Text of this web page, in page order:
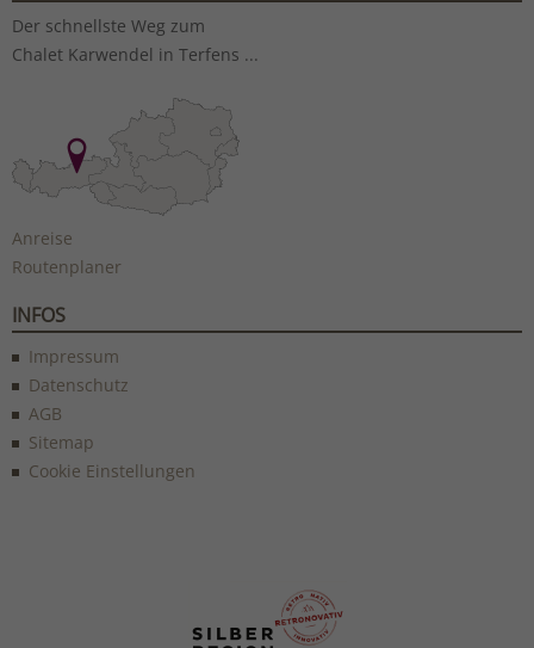
Der schnellste Weg zum
Chalet Karwendel in Terfens ...
Anreise
Routenplaner
INFOS
Impressum
Datenschutz
AGB
Sitemap
Cookie Einstellungen